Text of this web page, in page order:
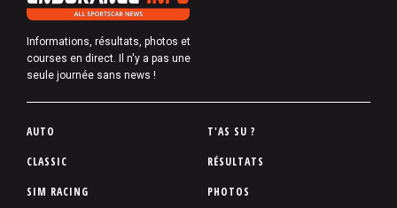
Informations, résultats, photos et
courses en direct. Il n'y a pas une
seule journée sans news !
P
d
AUTO
CLASSIC
SIM RACING
T'AS SU ?
RÉSULTATS
PHOTOS